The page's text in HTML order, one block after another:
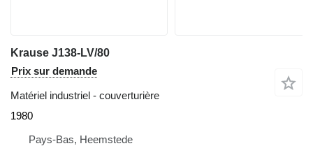
Krause J138-LV/80
Prix sur demande
Matériel industriel - couverturière
1980
Pays-Bas, Heemstede